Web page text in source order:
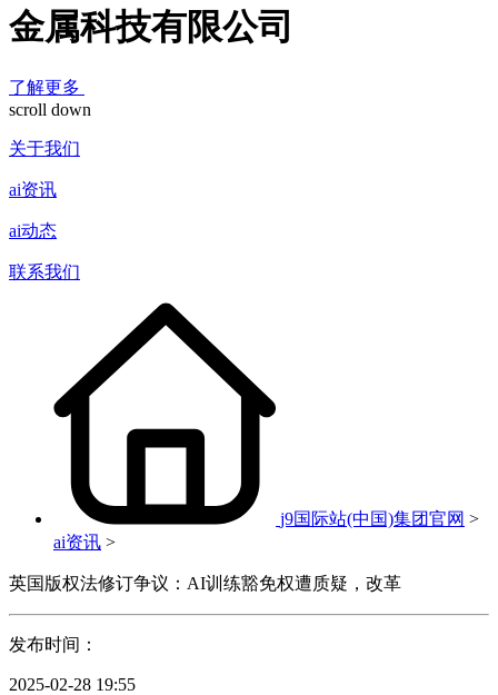
金属科技有限公司
了解更多
scroll down
关于我们
ai资讯
ai动态
联系我们
j9国际站(中国)集团官网 >
ai资讯 >
英国版权法修订争议：AI训练豁免权遭质疑，改革
发布时间：
2025-02-28 19:55